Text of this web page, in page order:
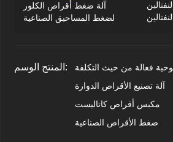
آلة ضغط أقراص الكلور
لضغط المساحيق الصناعية
المنتج الوسم:
فعالة من حيث التكلفة
آلة تصنيع الأقراص الدوارة
مكبس أقراص كاتاليست
ضغط الأقراص الصناعية